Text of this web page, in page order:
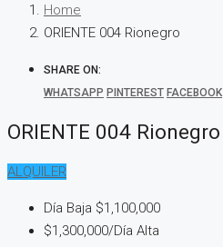
Home
ORIENTE 004 Rionegro
SHARE ON:
WHATSAPP PINTEREST FACEBOOK
ORIENTE 004 Rionegro
ALQUILER
Día Baja $1,100,000
$1,300,000/Día Alta